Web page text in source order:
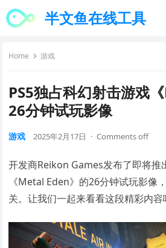
半文鱼在线工具
Home 游戏
PS5独占科幻射击游戏
26分钟试玩影像
游戏 2025年2月17日 · Comments off
开发商Reikon Games发布了即将推
《Metal Eden》的26分钟试玩影像
关。让我们一起来看看这段精彩内容